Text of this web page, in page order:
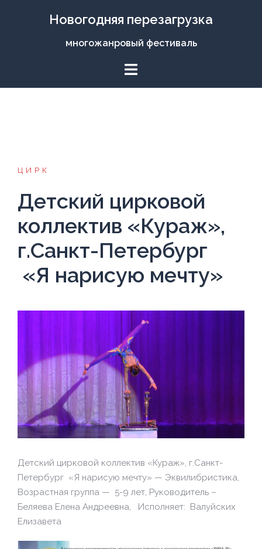
Новогодняя перезагрузка
многожанровый фестиваль
ЦИРК
Детский цирковой
коллектив «Кураж»,
г.Санкт-Петербург
«Я нарисую мечту»
Детский цирковой коллектив «Кураж», г.Санкт-
Петербург «Я нарисую мечту» — Эквилибристика,
Возрастная группа — 5-9 лет, Руководитель –
Беляева Елена Андреевна, Исполняет: Валуйских
Елизавета